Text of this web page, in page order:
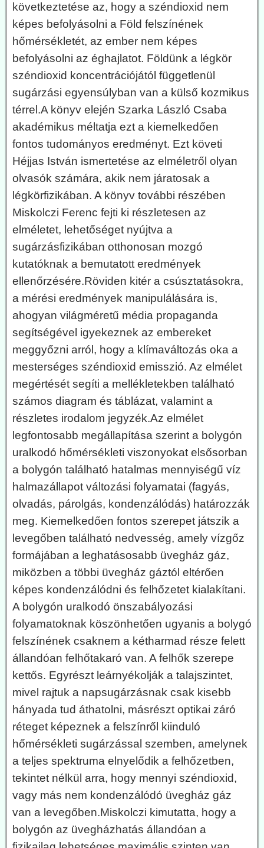
következtetése az, hogy a széndioxid nem
képes befolyásolni a Föld felszínének
hőmérsékletét, az ember nem képes
befolyásolni az éghajlatot. Földünk a légkör
széndioxid koncentrációjától függetlenül
sugárzási egyensúlyban van a külső kozmikus
térrel.A könyv elején Szarka László Csaba
akadémikus méltatja ezt a kiemelkedően
fontos tudományos eredményt. Ezt követi
Héjjas István ismertetése az elméletről olyan
olvasók számára, akik nem járatosak a
légkörfizikában. A könyv további részében
Miskolczi Ferenc fejti ki részletesen az
elméletet, lehetőséget nyújtva a
sugárzásfizikában otthonosan mozgó
kutatóknak a bemutatott eredmények
ellenőrzésére.Röviden kitér a csúsztatásokra,
a mérési eredmények manipulálására is,
ahogyan világméretű média propaganda
segítségével igyekeznek az embereket
meggyőzni arról, hogy a klímaváltozás oka a
mesterséges széndioxid emisszió. Az elmélet
megértését segíti a mellékletekben található
számos diagram és táblázat, valamint a
részletes irodalom jegyzék.Az elmélet
legfontosabb megállapítása szerint a bolygón
uralkodó hőmérsékleti viszonyokat elsősorban
a bolygón található hatalmas mennyiségű víz
halmazállapot változási folyamatai (fagyás,
olvadás, párolgás, kondenzálódás) határozzák
meg. Kiemelkedően fontos szerepet játszik a
levegőben található nedvesség, amely vízgőz
formájában a leghatásosabb üvegház gáz,
miközben a többi üvegház gáztól eltérően
képes kondenzálódni és felhőzetet kialakítani.
A bolygón uralkodó önszabályozási
folyamatoknak köszönhetően ugyanis a bolygó
felszínének csaknem a kétharmad része felett
állandóan felhőtakaró van. A felhők szerepe
kettős. Egyrészt leárnyékolják a talajszintet,
mivel rajtuk a napsugárzásnak csak kisebb
hányada tud áthatolni, másrészt optikai záró
réteget képeznek a felszínről kiinduló
hőmérsékleti sugárzással szemben, amelynek
a teljes spektruma elnyelődik a felhőzetben,
tekintet nélkül arra, hogy mennyi széndioxid,
vagy más nem kondenzálódó üvegház gáz
van a levegőben.Miskolczi kimutatta, hogy a
bolygón az üvegházhatás állandóan a